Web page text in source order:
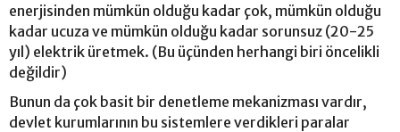
enerjisinden mümkün olduğu kadar çok, mümkün olduğu
kadar ucuza ve mümkün olduğu kadar sorunsuz (20-25
yıl) elektrik üretmek. (Bu üçünden herhangi biri öncelikli
değildir)
Bunun da çok basit bir denetleme mekanizması vardır,
devlet kurumlarının bu sistemlere verdikleri paralar